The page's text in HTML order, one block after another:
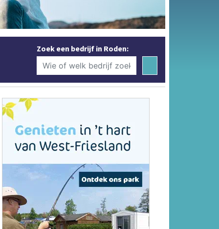
Zoek een bedrijf in Roden: